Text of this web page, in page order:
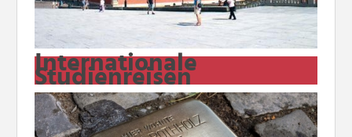
Internationale
Studienreisen